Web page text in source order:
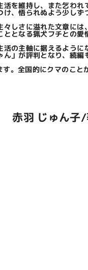
を維持し、また乞われ
、悟られぬよう少し
しさに溢れた文章には
となる猟犬フチとの愛
の主軸に据えるよう
」が評判となり、続編
全国的にクマのこと
赤羽 じゅん子